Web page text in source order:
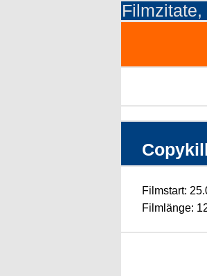
Filmstart:
Filmlänge: